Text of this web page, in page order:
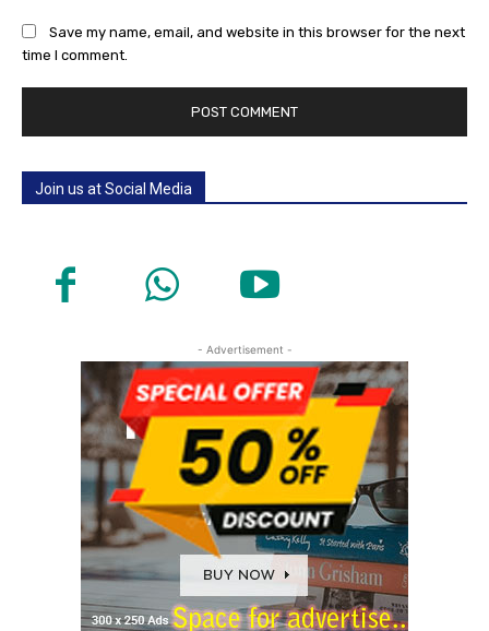
Save my name, email, and website in this browser for the next
time I comment.
Join us at Social Media
- Advertisement -